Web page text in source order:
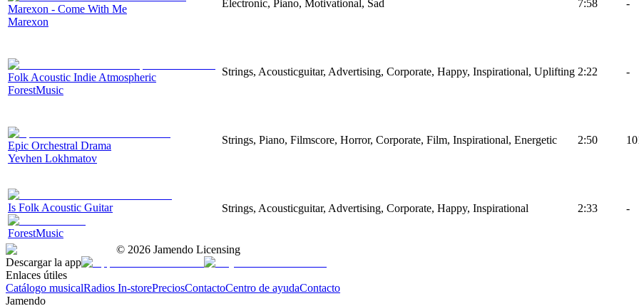
Marexon - Come With Me
Marexon
Electronic, Piano, Motivational, Sad 7:58 -
Folk Acoustic Indie Atmospheric
ForestMusic
Strings, Acousticguitar, Advertising, Corporate, Happy, Inspirational, Uplifting 2:22 -
Epic Orchestral Drama
Yevhen Lokhmatov
Strings, Piano, Filmscore, Horror, Corporate, Film, Inspirational, Energetic 2:50
Is Folk Acoustic Guitar
ForestMusic
Strings, Acousticguitar, Advertising, Corporate, Happy, Inspirational 2:33 -
© 2026 Jamendo Licensing
Descargar la app
Enlaces útiles
Catálogo musicalRadios In-storePreciosContactoCentro de ayudaContacto
Jamendo